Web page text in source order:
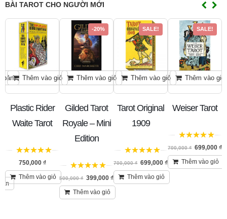
BÀI TAROT CHO NGƯỜI MỚI
bản Thêm vào giỏ
Plastic Rider
Waite Tarot
trên 5
750,000 ₫
Thêm vào giỏ
-20%
Thêm vào giỏ
Gilded Tarot
Royale – Mini
Edition
trên 5
500,000₫ 399,000 ₫
Thêm vào giỏ
SALE!
Thêm vào giỏ
Tarot Original
1909
trên 5
700,000₫ 699,000 ₫
Thêm vào giỏ
SALE!
Thêm vào giỏ
Weiser Tarot
trên 5
700,000₫ 699,000 ₫
Thêm vào giỏ